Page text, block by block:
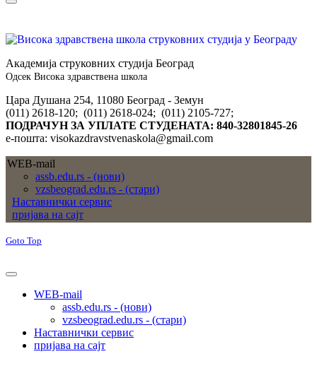
Академија струковних студија Београд
Одсек Висока здравствена школа
Цара Душана 254, 11080 Београд - Земун
(011) 2618-120; (011) 2618-024; (011) 2105-727;
ПОДРАЧУН ЗА УПЛАТЕ СТУДЕНАТА: 840-32801845-26
е-пошта: visokazdravstvenaskola@gmail.com
WEB-mail
assb.edu.rs - (нови)
vzsbeograd.edu.rs - (стари)
Наставнички сервис
пријава на сајт
Goto Top
WEB-mail
assb.edu.rs - (нови)
vzsbeograd.edu.rs - (стари)
Наставнички сервис
пријава на сајт